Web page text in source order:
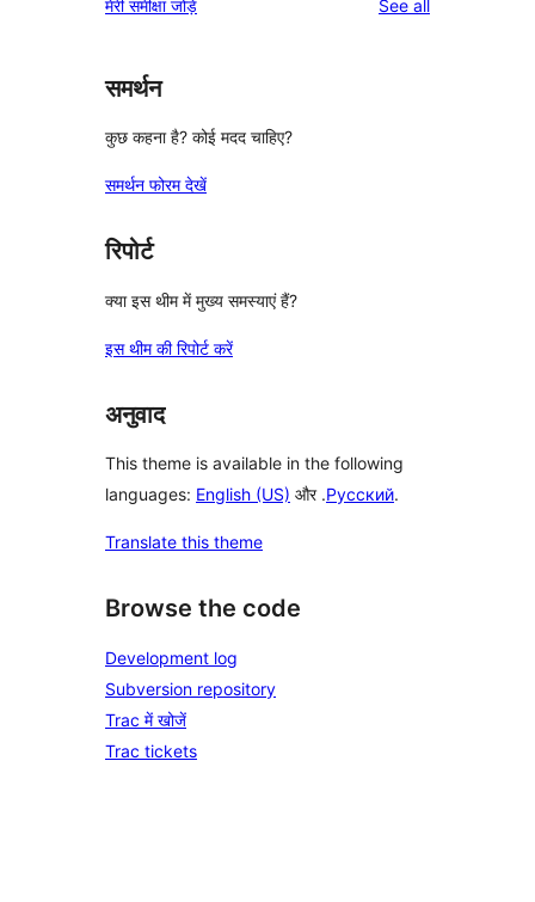
मेरी समीक्षा जोड़ें See all
समर्थन
कुछ कहना है? कोई मदद चाहिए?
समर्थन फोरम देखें
रिपोर्ट
क्या इस थीम में मुख्य समस्याएं हैं?
इस थीम की रिपोर्ट करें
अनुवाद
This theme is available in the following
languages: English (US) और .Русский.
Translate this theme
Browse the code
Development log
Subversion repository
Trac में खोजें
Trac tickets